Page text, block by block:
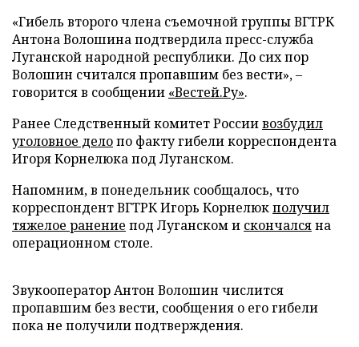
«Гибель второго члена съемочной группы ВГТРК
Антона Волошина подтвердила пресс-служба
Луганской народной республики. До сих пор
Волошин считался пропавшим без вести»,–
говорится в сообщении «Вестей.Ру».
Ранее Следственный комитет Россиивозбудил
уголовное делопо факту гибели корреспондента
Игоря Корнелюка под Луганском.
Напомним, в понедельник сообщалось, что
корреспондент ВГТРК Игорь Корнелюкполучил
тяжелое ранение под Луганском и скончалсяна
операционном столе.
Звукооператор Антон Волошин числится
пропавшим без вести, сообщения о его гибели
пока не получили подтверждения.